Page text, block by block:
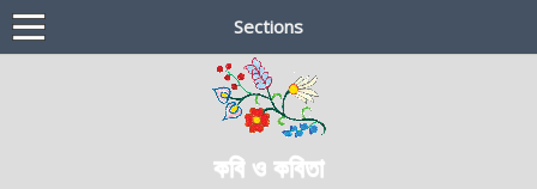
Sections
কবি ও কবিতা